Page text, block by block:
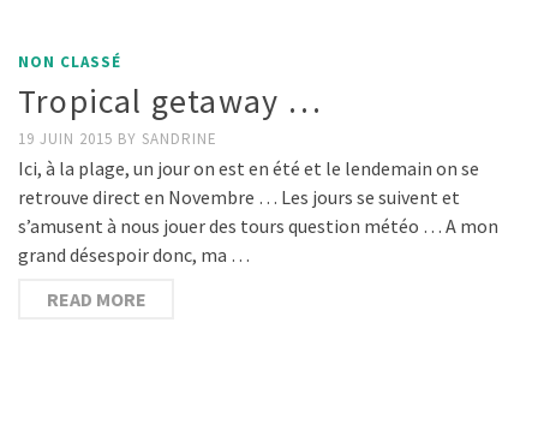
NON CLASSÉ
Tropical getaway …
19 JUIN 2015 BY SANDRINE
Ici, à la plage, un jour on est en été et le lendemain on se
retrouve direct en Novembre … Les jours se suivent et
s’amusent à nous jouer des tours question météo … A mon
grand désespoir donc, ma …
READ MORE